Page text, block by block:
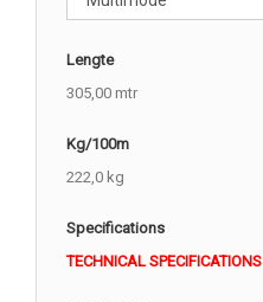
Lengte
305,00 mtr
Kg/100m
222,0 kg
Specifications
TECHNICAL SPECIFICATIONS